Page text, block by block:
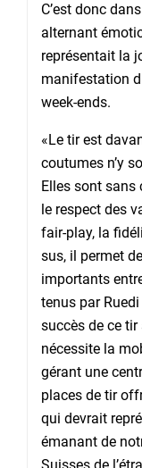
C’est donc
alternant
représentait la
manifestation
week-ends.
«Le tir est
coutumes n’y
Elles sont sans
le respect des
fair-play, la
sus, il permet
importants
tenus par
succès de ce tir
nécessite la
gérant une
places de tir
qui devrait
émanant de